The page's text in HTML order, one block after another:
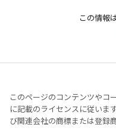
この情報
このページのコンテンツやコ
に記載のライセンスに従いま
び関連会社の商標または登録商